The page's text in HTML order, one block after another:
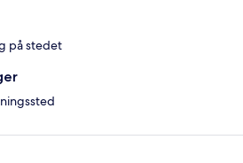
på stedet